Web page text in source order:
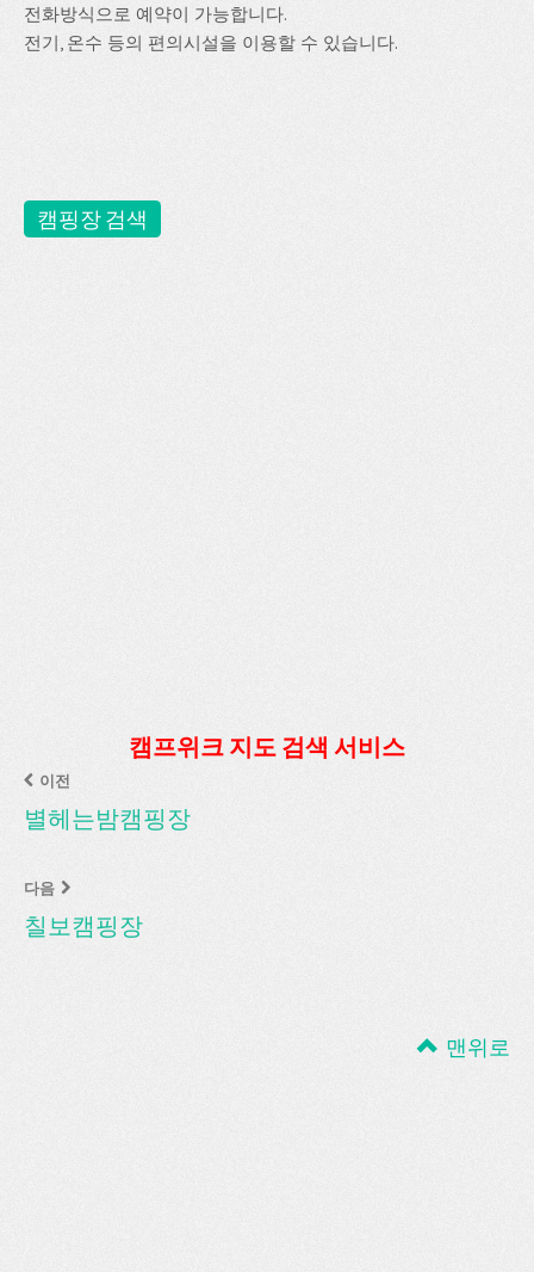
전화방식으로 예약이 가능합니다.
전기, 온수 등의 편의시설을 이용할 수 있습니다.
캠핑장 검색
캠프위크 지도 검색 서비스
이전
별헤는밤캠핑장
다음
칠보캠핑장
맨위로